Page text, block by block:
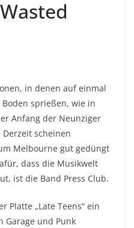
in denen auf einmal
sprießen, wie in
Anfang der Neunziger
scheinen
Melbourne gut gedüngt
dass die Musikwelt
ist die Band Press Club.
Platte „Late Teens“ ein
Garage und Punk